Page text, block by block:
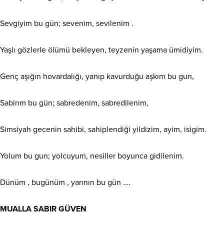
Sevgiyim bu gün; sevenim, sevilenim .
Yaşlı gözlerle ölümü bekleyen, teyzenin yaşama ümidiyim.
Genç aşığın hovardalığı, yanıp kavurduğu aşkım bu gun,
Sabirım bu gün; sabredenim, sabredilenim,
Simsiyah gecenin sahibi, sahiplendiği yildizim, ayim, isigim.
Yolum bu gun; yolcuyum, nesiller boyunca gidilenim.
Dünüm , bugünüm , yarının bu gün ….
MUALLA SABIR GÜVEN